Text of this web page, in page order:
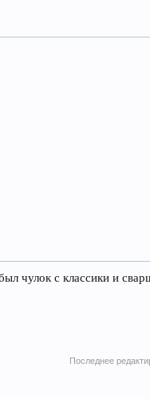
чулок с классики и
Последнее